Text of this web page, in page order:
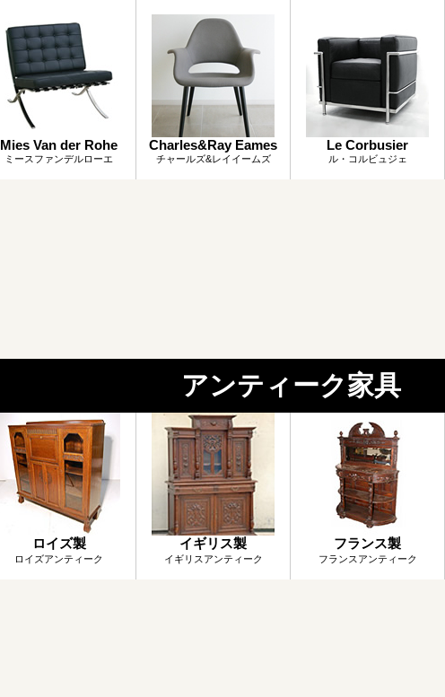
Mies Van der Rohe
ミースファンデルローエ
Charles&Ray Eames
チャールズ&レイイームズ
Le Corbusier
ル・コルビュジェ
アンティーク家具
ロイズ製
ロイズアンティーク
イギリス製
イギリスアンティーク
フランス製
フランスアンティーク